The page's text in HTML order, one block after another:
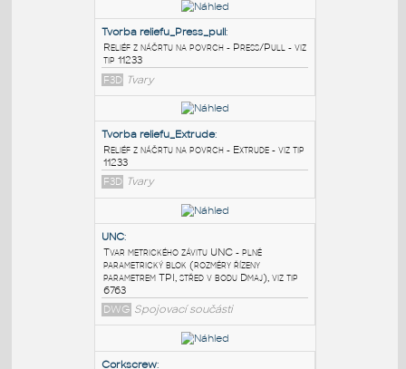
PODOBNÉ BLOKY:
Tvorba reliefu_Press_pull
Reliéf z náčrtu na povrch - Press/Pull - viz
tip 11233
F3D
Tvorba reliefu_Extrude
Reliéf z náčrtu na povrch - Extrude - viz tip
F3D Tvary